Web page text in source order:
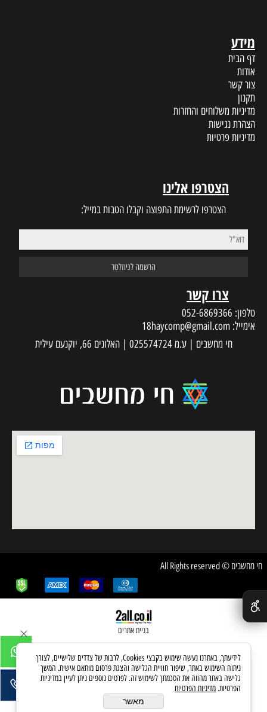
מידע
דף הבית
אודות
צור קשר
תקנון
מדיניות משלוחים והחזרות
הצהרת נגישות
מדיניות פרטיות
הצטרפו אלינו
הצטרפו לרשימת התפוצה וקבלו הטבות במייל:
צרו קשר
טלפון: 052-6869366
אימייל: 18haycomp@gmail.com
חי מחשבים | ע.מ 025574724 | האלונים 66, יוקנעם עילית
חי מחשבים © All Rights reserved
בניית אתרים
לידיעתך, באתרנו נעשה שימוש בקבצי Cookies, לרבות של צדדים שלישיים, לצורך
ניתוח השימוש באתר, שיפור חוויית הגלישה והצגת פרסום מותאם אישית. המשך
גלישה באתר מהווה את הסכמתך לשימוש זה. לפרטים נוספים ניתן לעיין במדיניות
הפרטיות. מדיניות הפרטיות
מאשר